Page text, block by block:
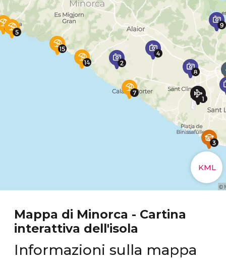
Mappa di Minorca - Cartina
interattiva dell'isola
Informazioni sulla mappa